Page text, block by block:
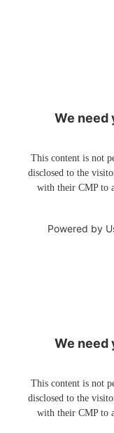
We need
This content is not
disclosed to the
with their CMP to
Powered by
We need
This content is not
disclosed to the
with their CMP to